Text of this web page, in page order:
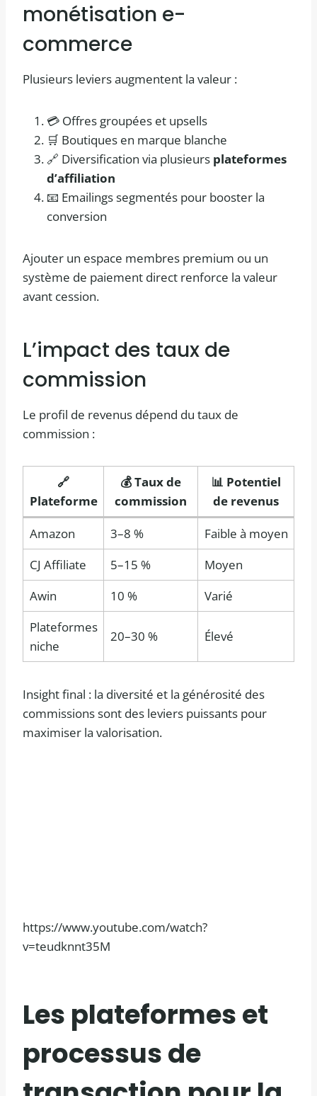
monétisation e-
commerce
Plusieurs leviers augmentent la valeur :
💳 Offres groupées et upsells
🛒 Boutiques en marque blanche
🔗 Diversification via plusieurs plateformes
d’affiliation
📧 Emailings segmentés pour booster la
conversion
Ajouter un espace membres premium ou un
système de paiement direct renforce la valeur
avant cession.
L’impact des taux de
commission
Le profil de revenus dépend du taux de
commission :
🔗
Plateforme
💰 Taux de
commission
📊 Potentiel
de revenus
Amazon
3–8 %
Faible à moyen
CJ Affiliate
5–15 %
Moyen
Awin
10 %
Varié
Plateformes
niche
20–30 % Élevé
Insight final : la diversité et la générosité des
commissions sont des leviers puissants pour
maximiser la valorisation.
https://www.youtube.com/watch?
v=teudknnt35M
Les plateformes et
processus de